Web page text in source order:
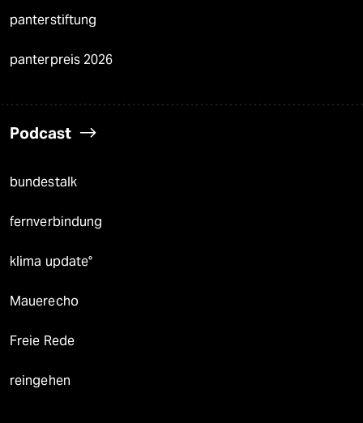
panterstiftung
panterpreis 2026
Podcast
bundestalk
fernverbindung
klima update°
Mauerecho
Freie Rede
reingehen